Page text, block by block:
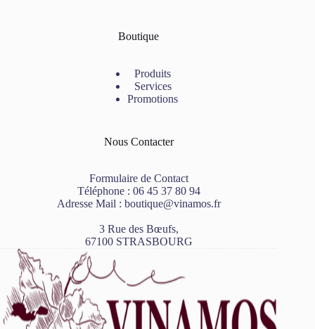
Boutique
Produits
Services
Promotions
Nous Contacter
Formulaire de Contact
Téléphone : 06 45 37 80 94
Adresse Mail : boutique@vinamos.fr
3 Rue des Bœufs,
67100 STRASBOURG